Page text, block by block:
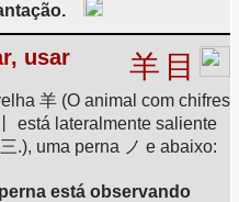
usar 羊 目
羊 (O animal com chifres
está lateralmente saliente
.), uma perna ノ e abaixo:
está observando